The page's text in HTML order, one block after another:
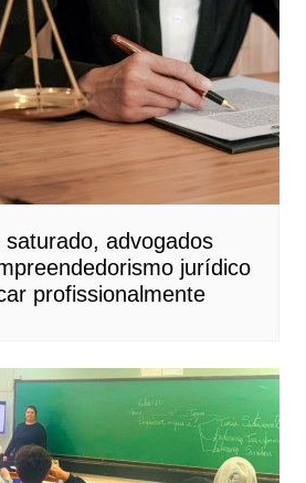
advogados
jurídico
profissionalmente